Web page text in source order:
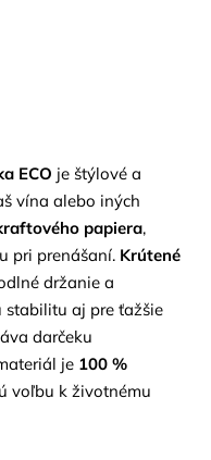
ECO je štýlové a
vína alebo iných
papiera,
pri prenášaní. Krútené
držanie a
stabilitu aj pre ťažšie
darčeku
je 100 %
voľbu k životnému